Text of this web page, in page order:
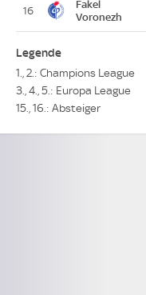
16
Fakel
Voronezh
Legende
1., 2.: Champions League
3., 4., 5.: Europa League
15., 16.: Absteiger